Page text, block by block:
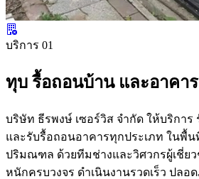
บริการ 01
ทุบ รื้อถอนบ้าน และอาคาร
บริษัท ธีรพงษ์ เซอร์วิส จำกัด ให้บริกา
และรับรื้อถอนอาคารทุกประเภท ในพื้น
ปริมณฑล ด้วยทีมช่างและวิศวกรผู้เชี่ย
หนักครบวงจร ดำเนินงานรวดเร็ว ปลอ